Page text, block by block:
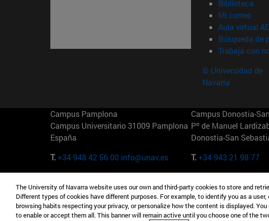
Biblioteca
Mi correo
Aula virtual
Búsqueda de
Trabaja con
© Universidad de
Navarra
Campus Pamplona
Campus Universitario 31009 Pamplona
España
T.+34 948 42 56 00 info@unav.es
Campus Donostia-
Pº de Manuel
Donostia-San
T.+34 943 21 98 77
Camino del Cerro Águila 3 28023
Madrid España
165 W 57th St
EE.UU
The University of Navarra website uses our own and third-party cookies to store and
Different types of cookies have different purposes. For example, to identify you as a
browsing habits respecting your privacy, or personalize how the content is displayed.
to enable or accept them all. This banner will remain active until you choose one of the